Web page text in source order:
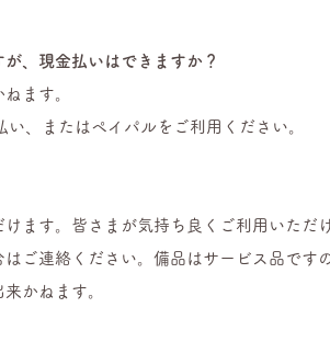
、現金払いはできますか？
ます。
、またはペイパルをご利用ください。
ます。​皆さまが気持ち良くご利用いただ
ご連絡ください。備品はサービス品です
かねます。